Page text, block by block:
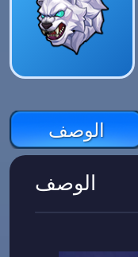
الوصف
الوصف